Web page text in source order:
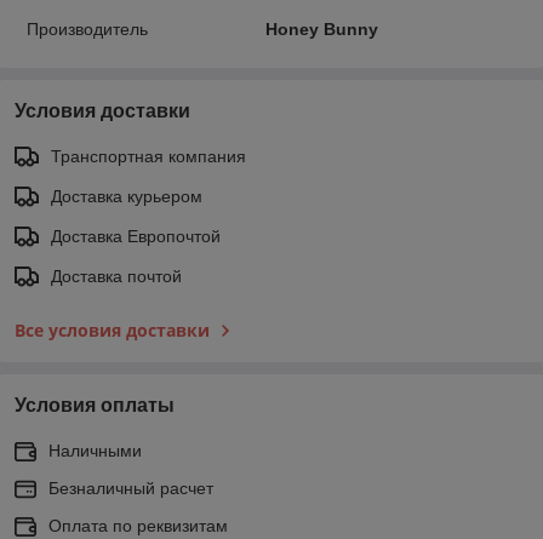
Производитель Honey Bunny
Условия доставки
Транспортная компания
Доставка курьером
Доставка Европочтой
Доставка почтой
Все условия доставки
Условия оплаты
Наличными
Безналичный расчет
Оплата по реквизитам